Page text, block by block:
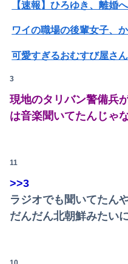
【速報】ひろゆき、離婚
3
現地のタリバン警備兵
は音楽聞いてたんじゃ
11
>>3
ラジオでも聞いてたん
だんだん北朝鮮みたい